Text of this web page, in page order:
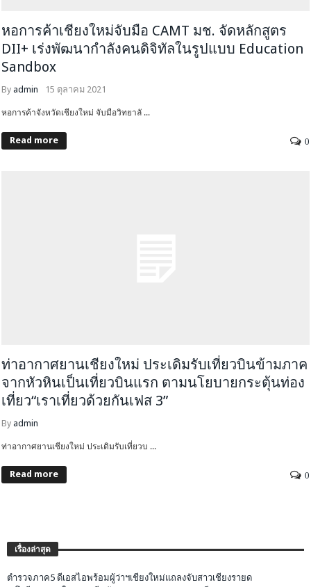
หอการค้าเชียงใหม่จับมือ CAMT มช. จัดหลักสูตร
DII+ เร่งพัฒนากำลังคนดิจิทัลในรูปแบบ Education
Sandbox
By admin 15 ตุลาคม 2021
หอการค้าจังหวัดเชียงใหม่ จับมือวิทยาลั ...
Read more 0
ท่าอากาศยานเชียงใหม่ ประเดิมรับเที่ยวบินข้ามภาค
จากหัวหินเป็นเที่ยวบินแรก ตามนโยบายกระตุ้นท่อง
เที่ยว“เราเที่ยวด้วยกันเฟส 3”
By admin
ท่าอากาศยานเชียงใหม่ ประเดิมรับเที่ยวบ ...
Read more 0
เรื่องล่าสุด
ตำรวจภาค5 ดีเอสไอพร้อมผู้ว่าฯเชียงใหม่แถลงจับสาวเชียงรายด